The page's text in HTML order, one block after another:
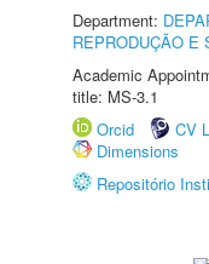
Department:
REPRODUÇÃO E
Academic
title: MS-3.1
Orcid
CV
Dimensions
Repositório